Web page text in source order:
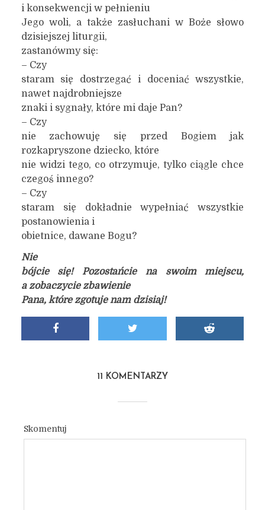
i konsekwencji w pełnieniu
Jego woli, a także zasłuchani w Boże słowo
dzisiejszej liturgii,
zastanówmy się:
– Czy
staram się dostrzegać i doceniać wszystkie,
nawet najdrobniejsze
znaki i sygnały, które mi daje Pan?
– Czy
nie zachowuję się przed Bogiem jak
rozkapryszone dziecko, które
nie widzi tego, co otrzymuje, tylko ciągle chce
czegoś innego?
– Czy
staram się dokładnie wypełniać wszystkie
postanowienia i
obietnice, dawane Bogu?
Nie
bójcie się! Pozostańcie na swoim miejscu,
a zobaczycie zbawienie
Pana, które zgotuje nam dzisiaj!
11 KOMENTARZY
Skomentuj